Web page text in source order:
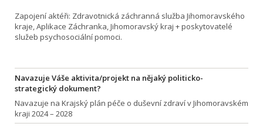
Zapojení aktéři: Zdravotnická záchranná služba Jihomoravského
kraje, Aplikace Záchranka, Jihomoravský kraj + poskytovatelé
služeb psychosociální pomoci.
Navazuje Váše aktivita/projekt na nějaký politicko-
strategický dokument?
Navazuje na Krajský plán péče o duševní zdraví v Jihomoravském
kraji 2024 – 2028